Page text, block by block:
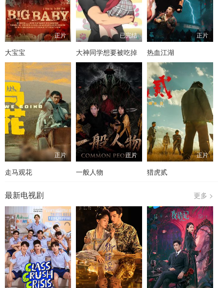
正片
大宝宝
已完结
大神同学想要被吃掉
正片
热血江湖
正片
走马观花
正片
一般人物
正片
猎虎贰
更多 >
最新电视剧